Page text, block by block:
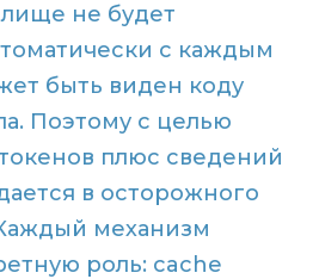
не будет
с каждым
быть виден коду
Поэтому с целью
плюс сведений
в осторожного
механизм
роль: cache